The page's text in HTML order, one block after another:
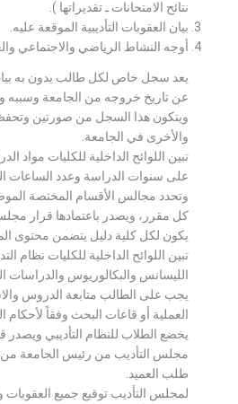
نتائح الامتحانات ـ تقديراتها ).
بيان العقوبات التأديبية الموقعة عليه.
أوجه النشاط الرياضي والاجتماعي
يعد سجل خاص لكل طالب يدون به
عن تاريخ خروجه من الجامعة وسببه
ويتكون هذا السجل من صورتين
والأخرى في الجامعة.
تبين اللوائح الداخلية للكليات مواد
على سنوات الدراسة وعدد الساعات
وتحدد مجالس الأقسام المختصة
كل مقرر، ويصدر باعتمادها قرار
يكون لكل كلية دليل يتضمن محتوى
تبين اللوائح الداخلية للكليات نظام
الليسانس والبكالوريوس والدراسات
يجب على الطالب متابعة الدروس
العملية أو قاعات البحث وفقاً لأحكام
يخضع الطلاب للنظام التأديبي ويصدر
مجلس التأديب من رئيس الجامعة من
طلب العميد.
لمجلس التأديب توقيع جميع العقوبات